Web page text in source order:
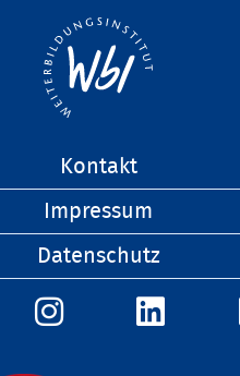
Kontakt
Impressum
Datenschutz